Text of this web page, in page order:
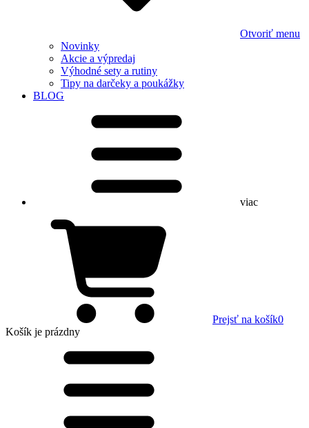
Otvoriť menu
Novinky
Akcie a výpredaj
Výhodné sety a rutiny
Tipy na darčeky a poukážky
BLOG
viac
Prejsť na košík0
Košík je prázdny